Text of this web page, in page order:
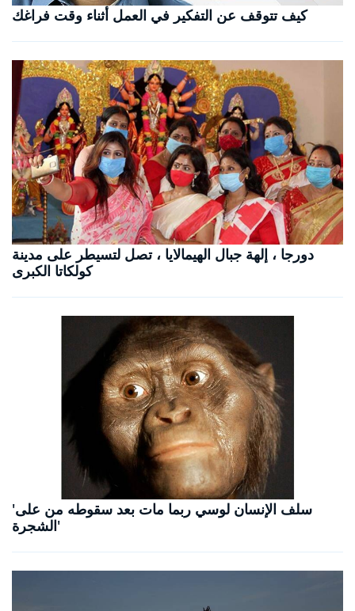
كيف تتوقف عن التفكير في العمل أثناء وقت فراغك
دورجا ، إلهة جبال الهيمالايا ، تصل لتسيطر على مدينة
كولكاتا الكبرى
'سلف الإنسان لوسي ربما مات بعد سقوطه من على
الشجرة'